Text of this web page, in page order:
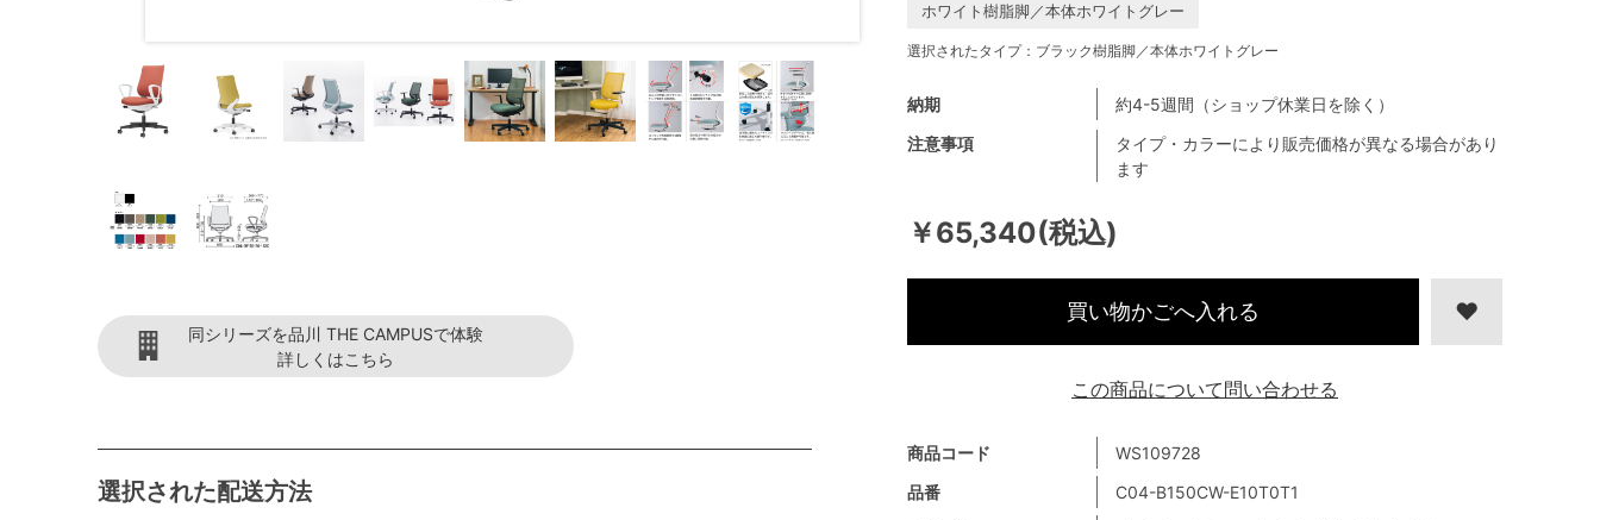
同シリーズを品川 THE CAMPUSで体験
詳しくはこちら
選択された配送方法
￥65,340(税込)
商品コード
WS109728
品番
C04-B150CW-E10T0T1
注意事項
タイプ・カラーにより販売価格が異なる場合があり
ます
納期 約4-5週間（ショップ休業日を除く）
ホワイト樹脂脚／本体ホワイトグレー
選択されたタイプ：ブラック樹脂脚／本体ホワイトグレー
買い物かごへ入れる
この商品について問い合わせる